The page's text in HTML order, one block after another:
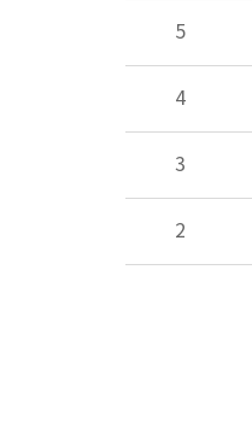
5
4
3
2